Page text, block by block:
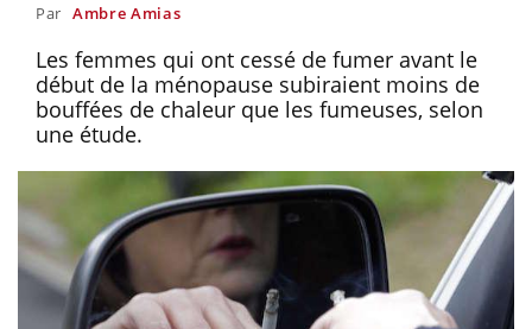
Par Ambre Amias
Les femmes qui ont cessé de fumer avant le
début de la ménopause subiraient moins de
bouffées de chaleur que les fumeuses, selon
une étude.